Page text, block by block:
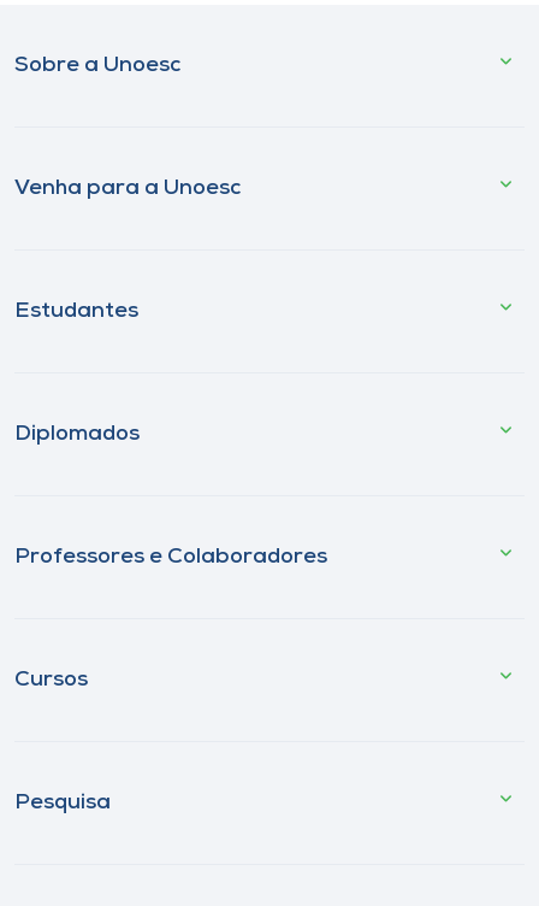
Sobre a Unoesc
Venha para a Unoesc
Estudantes
Diplomados
Professores e Colaboradores
Cursos
Pesquisa